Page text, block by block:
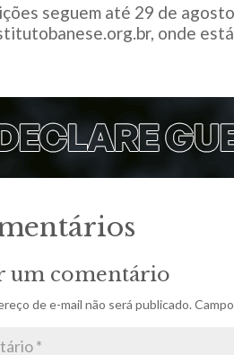
seguem até 29 de
onde
um comentário
de e-mail não será publicado.